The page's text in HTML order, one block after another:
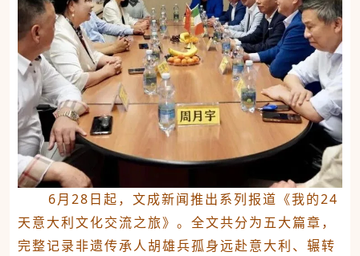
6月28日起，文成新闻推出系列报道 《我的24
天意大利文化交流之旅》 。全文共分为五大篇章，
完整记录非遗传承人胡雄兵孤身远赴意大利、辗转